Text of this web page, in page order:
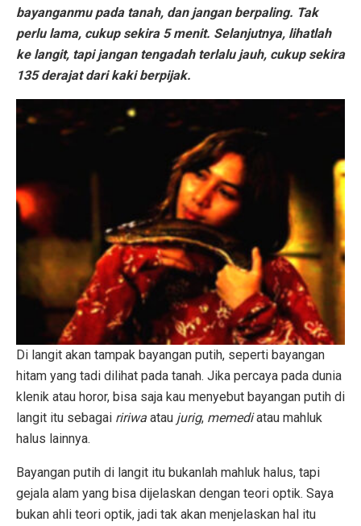
bayanganmu pada tanah, dan jangan berpaling. Tak
perlu lama, cukup sekira 5 menit. Selanjutnya, lihatlah
ke langit, tapi jangan tengadah terlalu jauh, cukup sekira
135 derajat dari kaki berpijak.
Di langit akan tampak bayangan putih, seperti bayangan
hitam yang tadi dilihat pada tanah. Jika percaya pada dunia
klenik atau horor, bisa saja kau menyebut bayangan putih di
langit itu sebagai ririwa atau jurig, memediatau mahluk
halus lainnya.
Bayangan putih di langit itu bukanlah mahluk halus, tapi
gejala alam yang bisa dijelaskan dengan teori optik. Saya
bukan ahli teori optik, jadi tak akan menjelaskan hal itu